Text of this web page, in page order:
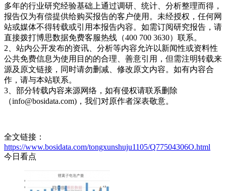
多年的行业研究经验基础上通过调研、统计、分析整理而得，
报告仅为有偿提供给购买报告的客户使用。未经授权，任何网
站或媒体不得转载或引用本报告内容。如需订阅研究报告，请
直接拨打博思数据免费客服热线（400 700 3630）联系。
2、站内公开发布的资讯、分析等内容允许以新闻性或资料性
公共免费信息为使用目的的合理、善意引用，但需注明转载来
源及原文链接，同时请勿删减、修改原文内容。如有内容合
作，请与本站联系。
3、部分转载内容来源网络，如有侵权请联系删除
（info@bosidata.com)，我们对原作者深表敬意。
全文链接：
https://www.bosidata.com/tongxunshuju1105/Q77504306O.html
今日看点